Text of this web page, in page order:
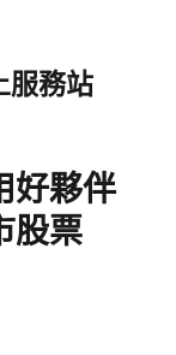
服務站
好夥伴
股票